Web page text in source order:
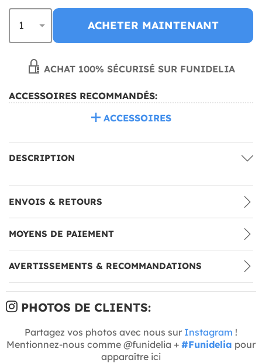
ACHETER MAINTENANT
ACHAT 100% SÉCURISÉ SUR FUNIDELIA
ACCESSOIRES RECOMMANDÉS:
ACCESSOIRES
DESCRIPTION
ENVOIS & RETOURS
MOYENS DE PAIEMENT
AVERTISSEMENTS & RECOMMANDATIONS
PHOTOS DE CLIENTS:
Partagez vos photos avec nous sur Instagram !
Mentionnez-nous comme @funidelia + #Funidelia pour
apparaître ici